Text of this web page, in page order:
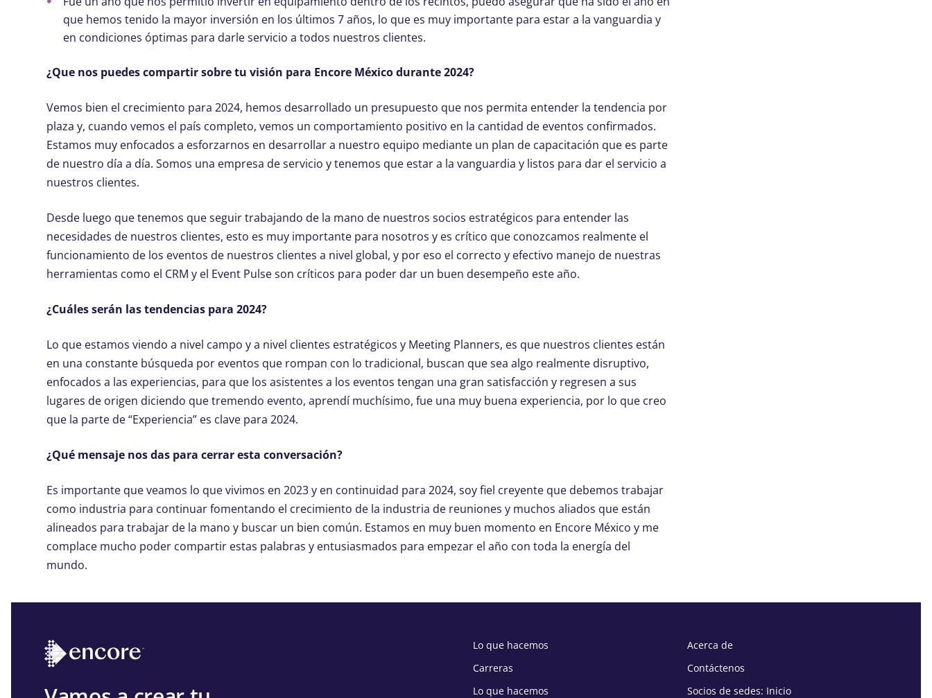
que hemos tenido la mayor inversión en los últimos 7 años, lo que es muy importante para estar a la vanguardia y
en condiciones óptimas para darle servicio a todos nuestros clientes.
¿Que nos puedes compartir sobre tu visión para Encore México durante 2024?
Vemos bien el crecimiento para 2024, hemos desarrollado un presupuesto que nos permita entender la tendencia por
plaza y, cuando vemos el país completo, vemos un comportamiento positivo en la cantidad de eventos confirmados.
Estamos muy enfocados a esforzarnos en desarrollar a nuestro equipo mediante un plan de capacitación que es parte
de nuestro día a día. Somos una empresa de servicio y tenemos que estar a la vanguardia y listos para dar el servicio a
nuestros clientes.
Desde luego que tenemos que seguir trabajando de la mano de nuestros socios estratégicos para entender las
necesidades de nuestros clientes, esto es muy importante para nosotros y es crítico que conozcamos realmente el
funcionamiento de los eventos de nuestros clientes a nivel global, y por eso el correcto y efectivo manejo de nuestras
herramientas como el CRM y el Event Pulse son críticos para poder dar un buen desempeño este año.
¿Cuáles serán las tendencias para 2024?
Lo que estamos viendo a nivel campo y a nivel clientes estratégicos y Meeting Planners, es que nuestros clientes están
en una constante búsqueda por eventos que rompan con lo tradicional, buscan que sea algo realmente disruptivo,
enfocados a las experiencias, para que los asistentes a los eventos tengan una gran satisfacción y regresen a sus
lugares de origen diciendo que tremendo evento, aprendí muchísimo, fue una muy buena experiencia, por lo que creo
que la parte de “Experiencia” es clave para 2024.
¿Qué mensaje nos das para cerrar esta conversación?
Es importante que veamos lo que vivimos en 2023 y en continuidad para 2024, soy fiel creyente que debemos trabajar
como industria para continuar fomentando el crecimiento de la industria de reuniones y muchos aliados que están
alineados para trabajar de la mano y buscar un bien común. Estamos en muy buen momento en Encore México y me
complace mucho poder compartir estas palabras y entusiasmados para empezar el año con toda la energía del
mundo.
Lo que hacemos
Carreras
Lo que hacemos
Acerca de
Contáctenos
Socios de sedes: Inicio